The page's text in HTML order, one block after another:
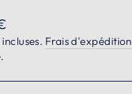
Frais d'expédition